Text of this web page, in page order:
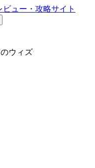
ウィズ